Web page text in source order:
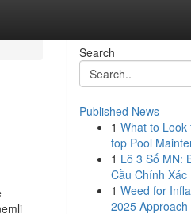
Search
Published News
1 What to
top Pool
1 Lô 3 Số MN:
Cầu Chính Xác
1 Weed for
2025 Approach